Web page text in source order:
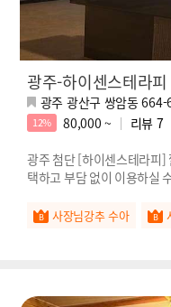
광주-하이센스테라피
광주 광산구 쌍암동 664-
12% 80,000 ~ 리뷰 7
광주 첨단 [하이센스테라피]
택하고 부담 없이 이용하실
사장님강추 수아